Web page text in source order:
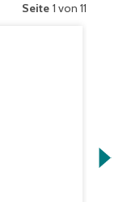
Seite 1 von 11